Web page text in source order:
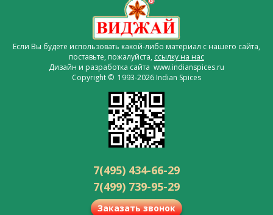
Если Вы будете использовать какой-либо материал с нашего сайта,
поставьте, пожалуйста, ссылку на нас
Дизайн и разработка сайта www.indianspices.ru
Copyright © 1993-2026 Indian Spices
7(495) 434-66-29
7(499) 739-95-29
Заказать звонок